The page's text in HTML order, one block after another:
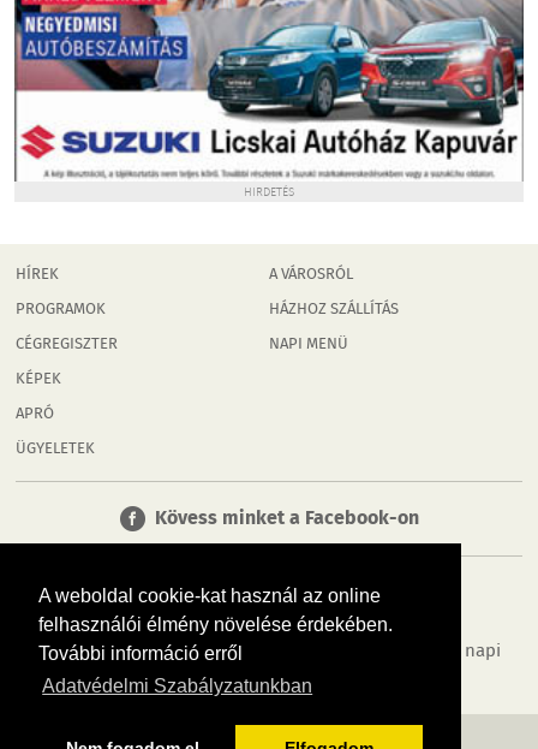
A weboldal cookie-kat használ az online
felhasználói élmény növelése érdekében.
További információ erről
Adatvédelmi Szabályzatunkban
HIRDETÉS
HÍREK
PROGRAMOK
CÉGREGISZTER
KÉPEK
APRÓ
ÜGYELETEK
A VÁROSRÓL
HÁZHOZ SZÁLLÍTÁS
NAPI MENÜ
Kövess minket a Facebook-on
Tudj meg többet városodról! Hírek, programok, képek, napi
menü, cégek…. és minden, ami Rábaköz
MÉDIAAJÁNLÓ ADATVÉDELEM IMPRESSZUM RÓLUNK